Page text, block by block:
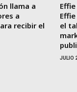
llama a
a
recibir el
el
JULIO